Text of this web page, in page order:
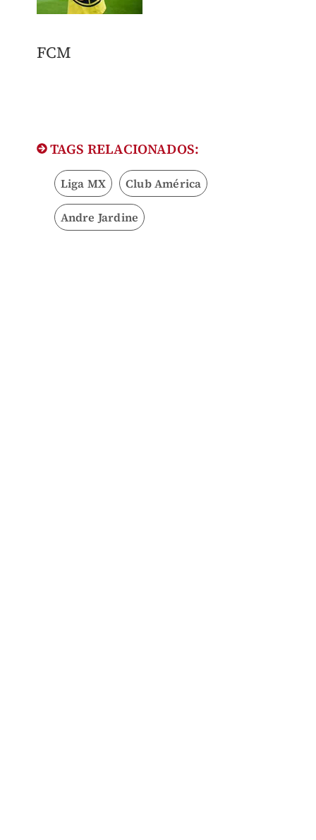
​FCM
TAGS RELACIONADOS:
Liga MX Club América
Andre Jardine